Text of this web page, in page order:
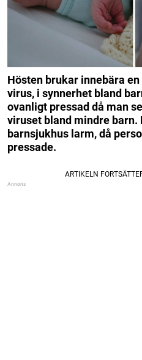
Hösten brukar innebära
virus, i synnerhet bland
ovanligt pressad då man
viruset bland mindre barn.
barnsjukhus larm, då
pressade.